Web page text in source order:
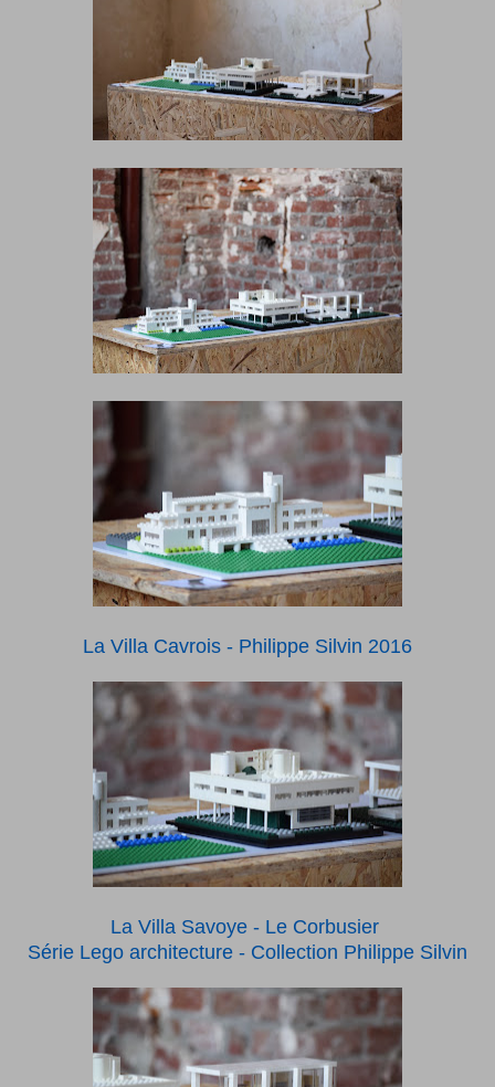
La Villa Cavrois - Philippe Silvin 2016
La Villa Savoye - Le Corbusier
Série Lego architecture - Collection Philippe Silvin